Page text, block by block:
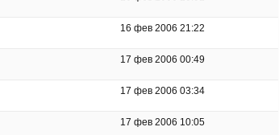
16 фев 2006 21:22
17 фев 2006 00:49
17 фев 2006 03:34
17 фев 2006 10:05